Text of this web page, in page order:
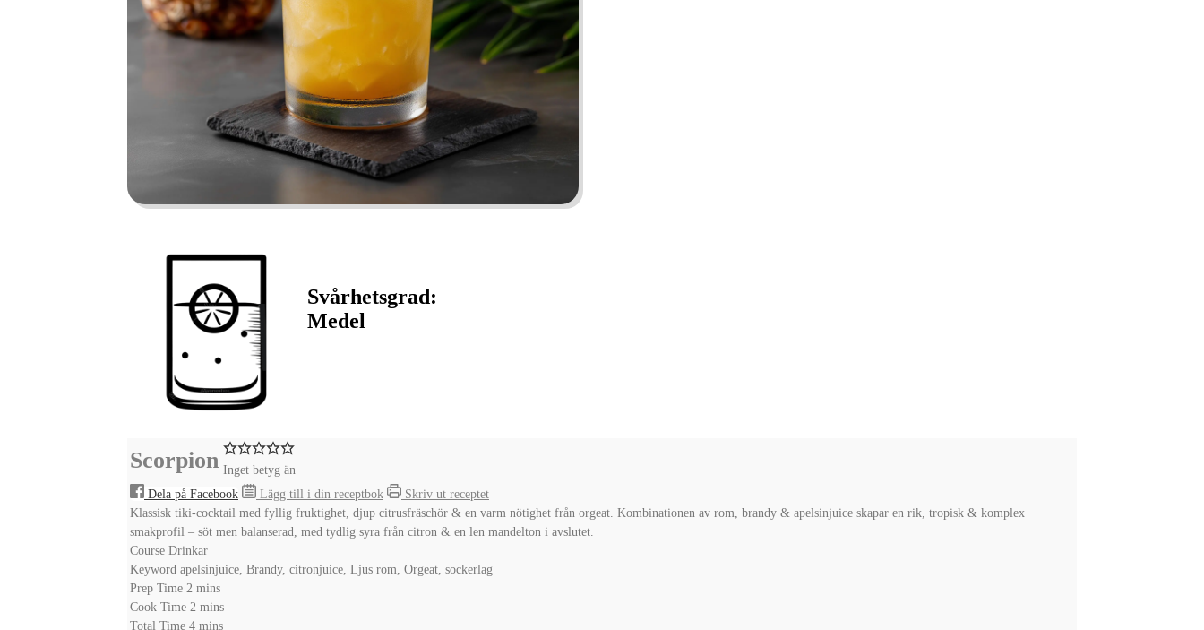
Svårhetsgrad:
Medel
Scorpion Inget betyg än
Dela på Facebook
Lägg till i din receptbok
Skriv ut receptet
Klassisk tiki-cocktail med fyllig fruktighet, djup citrusfräschör & en varm nötighet från orgeat. Kombinationen av rom, brandy & apelsinjuice skapar en rik, tropisk & komplex
smakprofil – söt men balanserad, med tydlig syra från citron & en len mandelton i avslutet.
Course Drinkar
Keyword apelsinjuice, Brandy, citronjuice, Ljus rom, Orgeat, sockerlag
Prep Time 2 minutes
mins
Cook Time 2 minutes
mins
Total Time 4minutes
mins